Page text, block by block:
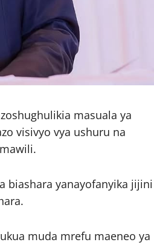
masuala ya
visivyo vya ushuru na
biashara yanayofanyika jijini
muda mrefu maeneo ya